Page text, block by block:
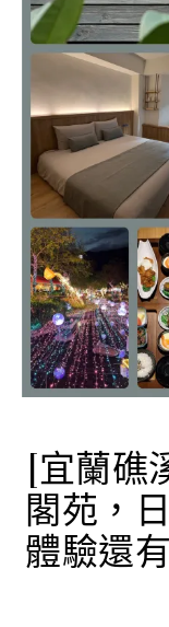
[宜蘭礁
閣苑，
體驗還